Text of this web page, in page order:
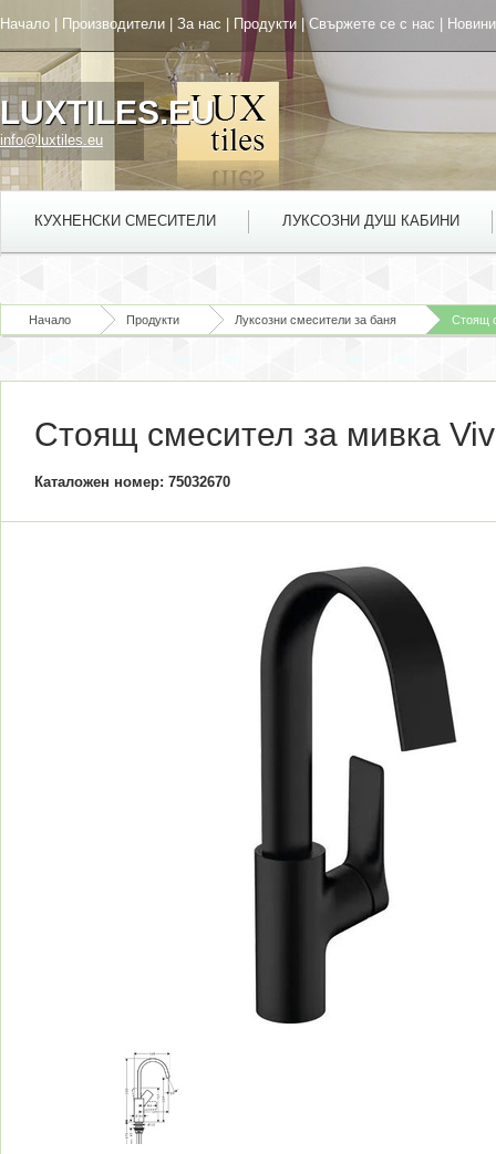
Начало Производители За нас Продукти |Свържете се с нас Новини
LUXTILES.EU
info@luxtiles.eu
КУХНЕНСКИ СМЕСИТЕЛИ ЛУКСОЗНИ ДУШ КАБИНИ
Начало Продукти Луксозни смесители за баня Стоящ
Стоящ смесител за мивка
Каталожен номер: 75032670